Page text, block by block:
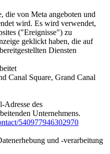
die von Meta angeboten und
wird. Es wird verwendet,
("Ereignisse") zu
geklickt haben, die auf
Diensten
Canal Square, Grand Canal
Adresse des
Unternehmens.
540977946302970
und -verarbeitung